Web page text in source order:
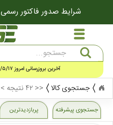
شرایط صدور فاکتور رسمی
آخرین بروزرسانی امروز ۱۴۰۵/۵/۱۷ ساعت ۱:۲۷:۱۲ PM
جستجوی کالا << ۴۲ نتیجه >>
جستجوی پیشرفته پربازدیدترین